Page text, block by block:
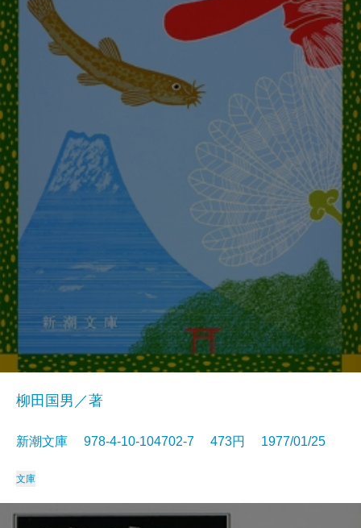
柳田国男／著
新潮文庫 978-4-10-104702-7 473円 1977/01/25
文庫